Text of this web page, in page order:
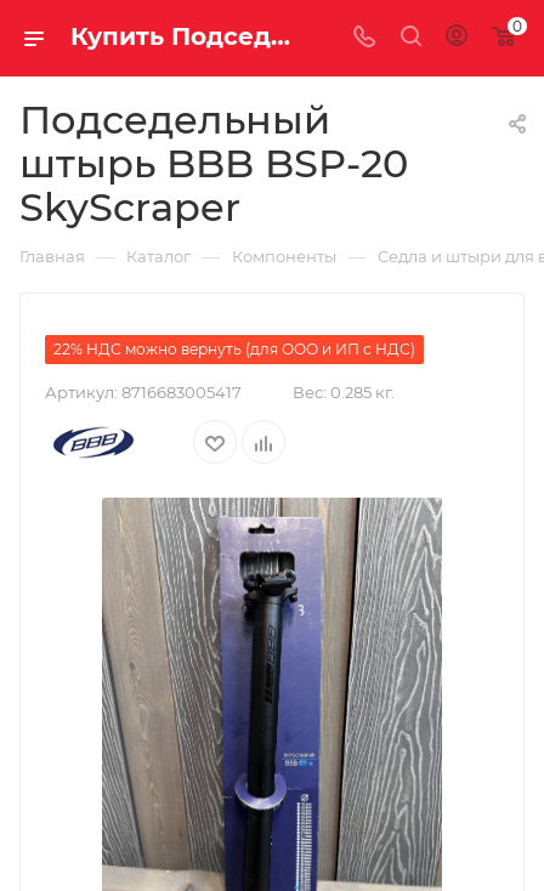
Купить Подседельный штырь BBB BSP-20 SkyScraper за рублей, а со скидкой 0
Подседельный
штырь BBB BSP-20
SkyScraper
Главная — Каталог — Компоненты — Седла и штыри для
22% НДС можно вернуть (для ООО и ИП с НДС)
Артикул: 8716683005417 Вес: 0.285 кг.